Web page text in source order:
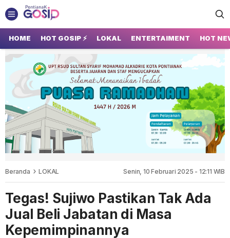
GOSIP PONTIANAK
Tempatnya Gosip Terupdate Pontianak
HOME HOT GOSIP ⚡ LOKAL ENTERTAIMENT HOT
Beranda LOKAL Senin, 10 Februari 2025 - 12:11 WIB
Tegas! Sujiwo Pastikan Tak Ada
Jual Beli Jabatan di Masa
Kepemimpinannya